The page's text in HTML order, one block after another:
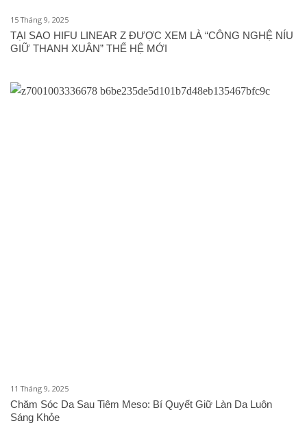
15 Tháng 9, 2025
TẠI SAO HIFU LINEAR Z ĐƯỢC XEM LÀ “CÔNG NGHỆ NÍU
GIỮ THANH XUÂN” THẾ HỆ MỚI
11 Tháng 9, 2025
Chăm Sóc Da Sau Tiêm Meso: Bí Quyết Giữ Làn Da Luôn
Sáng Khỏe